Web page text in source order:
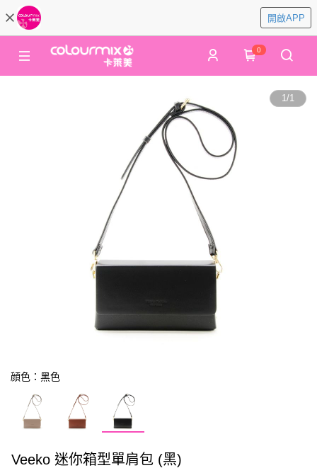
開啟APP
0
1/1
顔色：黑色
Veeko 迷你箱型單肩包 (黑)